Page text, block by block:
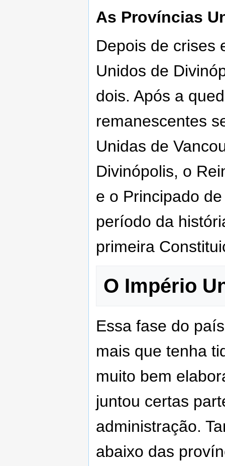
As Províncias
Depois de crises
Unidos de
dois. Após a
remanescentes
Unidas de
Divinópolis, o
e o Principado
período da
primeira
O Império
Essa fase do
mais que tenha
muito bem
juntou certas
administração.
abaixo das